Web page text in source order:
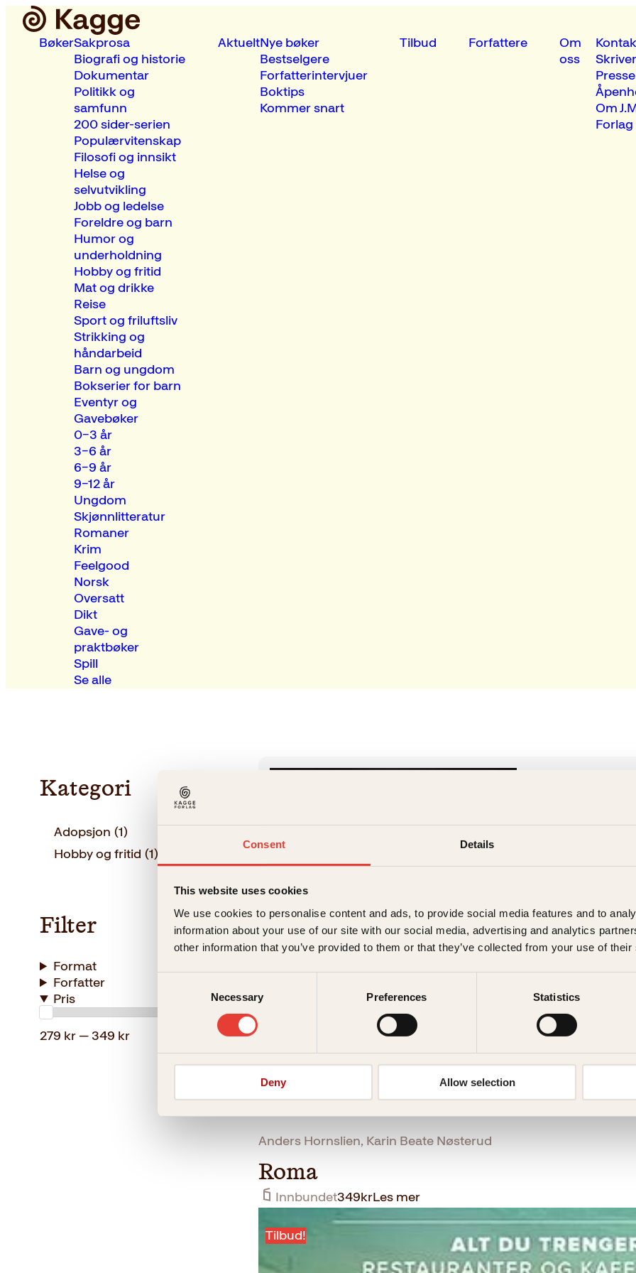
Consent Details
This website uses cookies
We use cookies to personalise content and ads, to provide social media features and to
information about your use of our site with our social media, advertising and analytics
other information that you’ve provided to them or that they’ve collected from your use of
Necessary Preferences Statistics
Deny Allow selection
BøkerSakprosa
Biografi og historie
Dokumentar
Politikk og
samfunn
200 sider-serien
Populærvitenskap
Filosofi og innsikt
Helse og
selvutvikling
Jobb og ledelse
Foreldre og barn
Humor og
underholdning
Hobby og fritid
Mat og drikke
Reise
Sport og friluftsliv
Strikking og
håndarbeid
Barn og ungdom
Bokserier for barn
Eventyr og
Gavebøker
0–3 år
3–6 år
6–9 år
9–12 år
Ungdom
Skjønnlitteratur
Romaner
Krim
Feelgood
Norsk
Oversatt
Dikt
Gave- og
praktbøker
Spill
Se alle
AktueltNye bøker
Bestselgere
Forfatterintervjuer
Boktips
Kommer snart
Tilbud Forfattere
Om
oss
Presse
Om
Forlag
Kategori
Adopsjon (1)
Hobby og fritid (1)
Filter
Format
Forfatter
Pris
279 kr — 349 kr
Anders Hornslien
Anders Hornslien, Karin Beate Nøsterud
Roma
Innbundet349krLes mer
Tilbud!